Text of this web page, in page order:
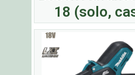
18 (solo,